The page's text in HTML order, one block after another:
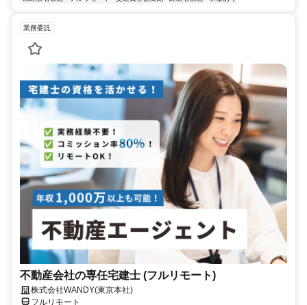
業務委託
不動産会社の専任宅建士 (フルリモート)
株式会社WANDY(東京本社)
フルリモート